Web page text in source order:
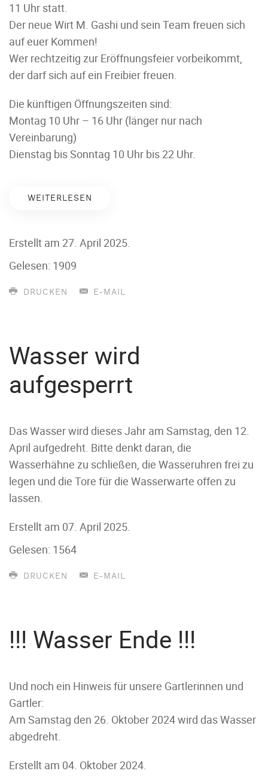
11 Uhr statt.
Der neue Wirt M. Gashi und sein Team freuen sich
auf euer Kommen!
Wer rechtzeitig zur Eröffnungsfeier vorbeikommt,
der darf sich auf ein Freibier freuen.
Die künftigen Öffnungszeiten sind:
Montag 10 Uhr – 16 Uhr (länger nur nach
Vereinbarung)
Dienstag bis Sonntag 10 Uhr bis 22 Uhr.
WEITERLESEN
Erstellt am 27. April 2025.
Gelesen: 1909
DRUCKEN E-MAIL
Wasser wird
aufgesperrt
Das Wasser wird dieses Jahr am Samstag, den 12.
April aufgedreht. Bitte denkt daran, die
Wasserhähne zu schließen, die Wasseruhren frei zu
legen und die Tore für die Wasserwarte offen zu
lassen.
Erstellt am 07. April 2025.
Gelesen: 1564
DRUCKEN E-MAIL
!!! Wasser Ende !!!
Und noch ein Hinweis für unsere Gartlerinnen und
Gartler:
Am Samstag den 26. Oktober 2024 wird das Wasser
abgedreht.
Erstellt am 04. Oktober 2024.